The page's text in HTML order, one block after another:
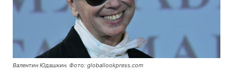
Валентин Юдашкин. Фото: globallookpress.com